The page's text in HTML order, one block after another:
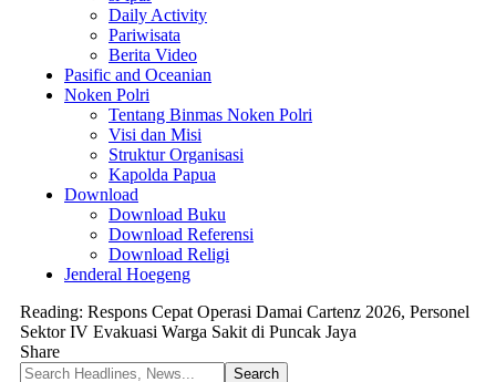
Daily Activity
Pariwisata
Berita Video
Pasific and Oceanian
Noken Polri
Tentang Binmas Noken Polri
Visi dan Misi
Struktur Organisasi
Kapolda Papua
Download
Download Buku
Download Referensi
Download Religi
Jenderal Hoegeng
Reading: Respons Cepat Operasi Damai Cartenz 2026, Personel
Sektor IV Evakuasi Warga Sakit di Puncak Jaya
Share